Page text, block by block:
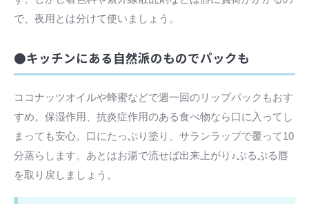
で、夜用とは分けて使いましょう。
●キッチンにある自然派のものでパックも
ココナッツオイルや蜂蜜などで週一回のリップパックもおす
すめ。保湿作用、抗炎症作用のある食べ物なら口に入ってし
まっても安心。口にたっぷり塗り、サランラップで覆って10
分蒸らします。あとはお湯で流せば出来上がり♪ぷるぷる唇
を取り戻しましょう。